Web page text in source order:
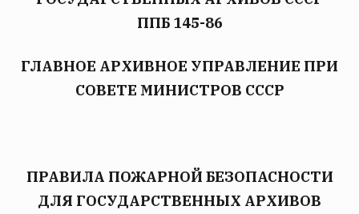
ППБ 145-86
ГЛАВНОЕ АРХИВНОЕ УПРАВЛЕНИЕ ПРИ
СОВЕТЕ МИНИСТРОВ СССР
ПРАВИЛА ПОЖАРНОЙ БЕЗОПАСНОСТИ
ДЛЯ ГОСУДАРСТВЕННЫХ АРХИВОВ